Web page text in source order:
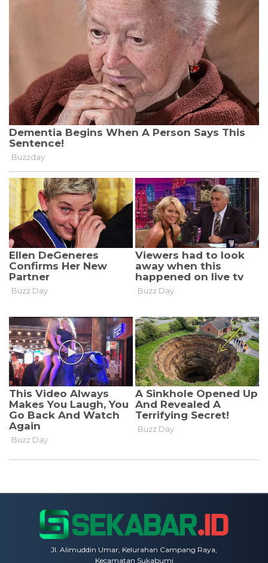
Jl. Alimuddin Umar, Kelurahan Campang Raya,
Kecamatan Sukabumi